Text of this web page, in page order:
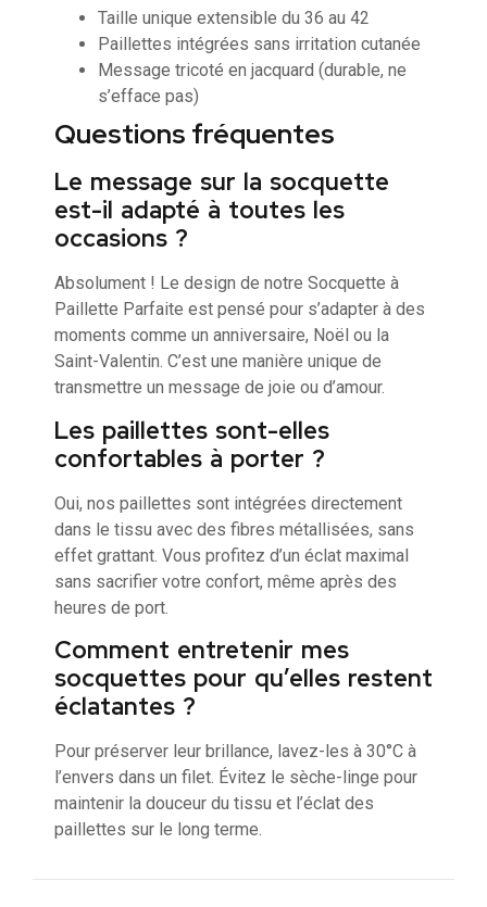
Taille unique extensible du 36 au 42
Paillettes intégrées sans irritation cutanée
Message tricoté en jacquard (durable, ne
s’efface pas)
Questions fréquentes
Le message sur la socquette
est-il adapté à toutes les
occasions ?
Absolument ! Le design de notre Socquette à
Paillette Parfaite est pensé pour s’adapter à des
moments comme un anniversaire, Noël ou la
Saint-Valentin. C’est une manière unique de
transmettre un message de joie ou d’amour.
Les paillettes sont-elles
confortables à porter ?
Oui, nos paillettes sont intégrées directement
dans le tissu avec des fibres métallisées, sans
effet grattant. Vous profitez d’un éclat maximal
sans sacrifier votre confort, même après des
heures de port.
Comment entretenir mes
socquettes pour qu’elles restent
éclatantes ?
Pour préserver leur brillance, lavez-les à 30°C à
l’envers dans un filet. Évitez le sèche-linge pour
maintenir la douceur du tissu et l’éclat des
paillettes sur le long terme.